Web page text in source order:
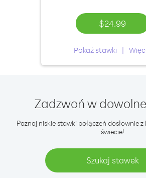
$24.99
Pokaż stawki
Zadzwoń w
Poznaj niskie stawki połączeń dosłownie
świecie!
Szukaj stawek